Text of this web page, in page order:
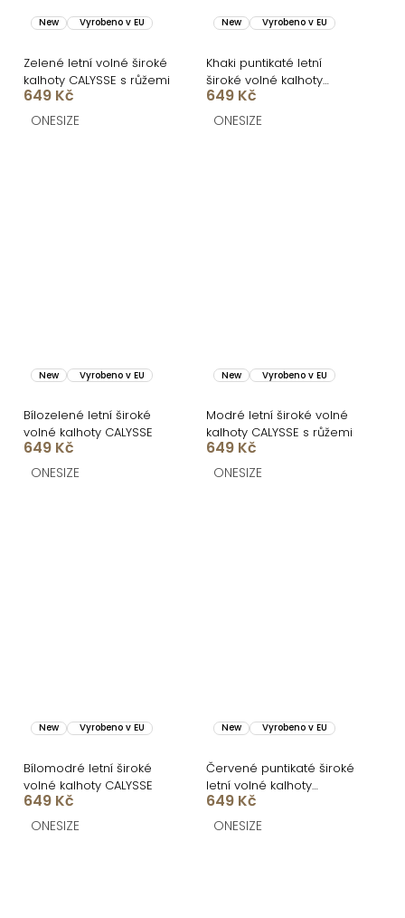
New Vyrobeno v EU
Zelené letní volné široké
kalhoty CALYSSE s růžemi
649 Kč
ONESIZE
New Vyrobeno v EU
Khaki puntikaté letní
široké volné kalhoty
CALYSSE
649 Kč
ONESIZE
New Vyrobeno v EU
Bílozelené letní široké
volné kalhoty CALYSSE
649 Kč
ONESIZE
New Vyrobeno v EU
Modré letní široké volné
kalhoty CALYSSE s růžemi
649 Kč
ONESIZE
New Vyrobeno v EU
Bílomodré letní široké
volné kalhoty CALYSSE
649 Kč
ONESIZE
New Vyrobeno v EU
Červené puntikaté široké
letní volné kalhoty
CALYSSE
649 Kč
ONESIZE